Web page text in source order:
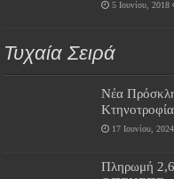
5 Ιουνίου, 2018
Τυχαία Σειρά
Νέα
Κτηνοτροφία
17 Ιουνίου, 2024
Πληρωμή 2,6